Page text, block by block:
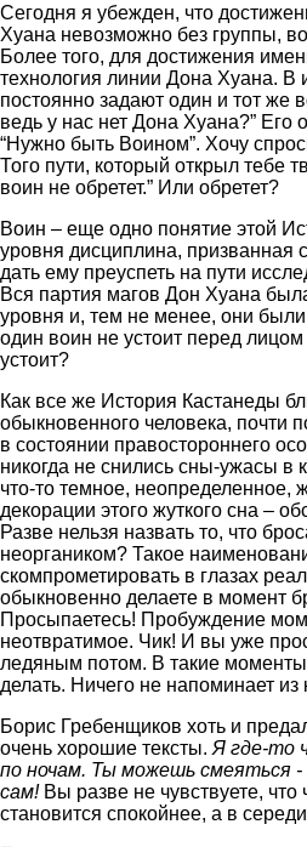
Сегодня я убежден, что
Хуана невозможно без группы,
Более того, для достижения
технология линии Дона Хуана. В
постоянно задают один и тот же
ведь у нас нет Дона Хуана?” Его
“Нужно быть Воином”. Хочу
Того пути, который открыл тебе
воин не обретет.” Или обретет?
Воин – еще одно понятие этой
уровня дисциплина, призванная
дать ему преуспеть на пути
Вся партия магов Дон Хуана
уровня и, тем не менее, они были
один воин не устоит перед
устоит?
Как все же История Кастанеды
обыкновенного человека, почти
в состоянии правостороннего
никогда не снились сны-ужасы в
что-то темное, неопределенное,
декорации этого жуткого сна –
Разве нельзя назвать то, что
неоргаником? Такое
скомпрометировать в глазах
обыкновенно делаете в момент
Просыпаетесь! Пробуждение
неотвратимое. Чик! И вы уже
ледяным потом. В такие моменты
делать. Ничего не напоминает из
Борис Гребенщиков хоть и
очень хорошие тексты. Я где-то
по ночам. Ты можешь смеяться -
сам! Вы разве не чувствуете, что
становится спокойнее, а в